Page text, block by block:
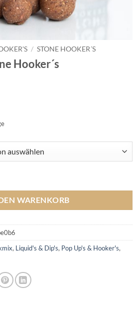
/ STONE HOOKER´S
Hooker´s
WARENKORB
, Liquid's & Dip's, Pop Up's & Hooker's,